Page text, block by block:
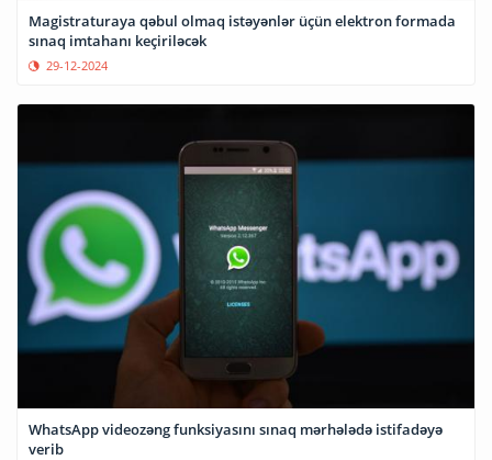
Magistraturaya qəbul olmaq istəyənlər üçün elektron formada
sınaq imtahanı keçiriləcək
29-12-2024
WhatsApp videozəng funksiyasını sınaq mərhələdə istifadəyə
verib